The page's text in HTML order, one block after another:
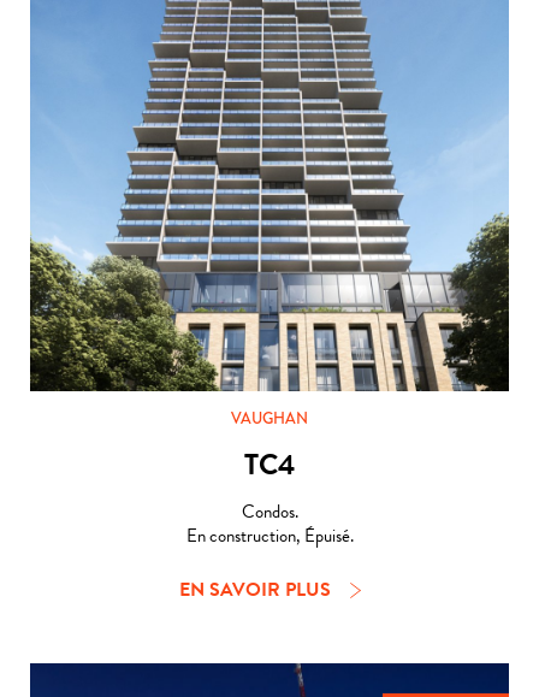
VAUGHAN
TC4
Condos.
En construction, Épuisé.
EN SAVOIR PLUS